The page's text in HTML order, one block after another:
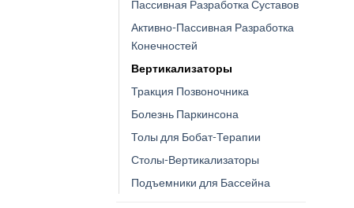
Пассивная Разработка Суставов
Активно-Пассивная Разработка
Конечностей
Вертикализаторы
Тракция Позвоночника
Болезнь Паркинсона
Толы для Бобат-Терапии
Столы-Вертикализаторы
Подъемники для Бассейна